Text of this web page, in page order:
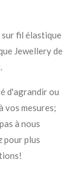
fil élastique
Jewellery de
d'agrandir ou
vos mesures;
à nous
pour plus